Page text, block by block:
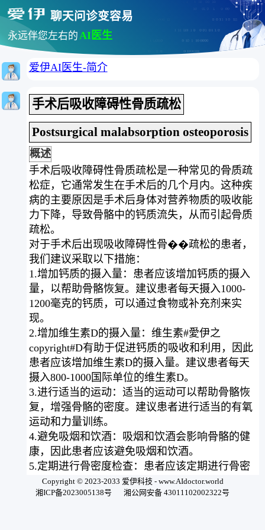
聊天问诊变容易
永远伴您左右的AI医生
爱伊AI医生-简介
手术后吸收障碍性骨质疏松
Postsurgical malabsorption osteoporosis
概述
手术后吸收障碍性骨质疏松是一种常见的骨质疏
松症，它通常发生在手术后的几个月内。这种疾
病的主要原因是手术后身体对营养物质的吸收能
力下降，导致骨骼中的钙质流失，从而引起骨质
疏松。
对于手术后出现吸收障碍性骨��疏松的患者，
我们建议采取以下措施：
1.增加钙质的摄入量：患者应该增加钙质的摄入
量，以帮助骨骼恢复。建议患者每天摄入1000-
1200毫克的钙质，可以通过食物或补充剂来实
现。
2.增加维生素D的摄入量：维生素#愛伊之
copyright#D有助于促进钙质的吸收和利用，因此
患者应该增加维生素D的摄入量。建议患者每天
摄入800-1000国际单位的维生素D。
3.进行适当的运动：适当的运动可以帮助骨骼恢
复，增强骨骼的密度。建议患者进行适当的有氧
运动和力量训练。
4.避免吸烟和饮酒：吸烟和饮酒会影响骨骼的健
康，因此患者应该避免吸烟和饮酒。
5.定期进行骨密度检查：患者应该定期进行骨密
度检查，以监测骨骼的健康状况。
总之，手术后吸收障碍性骨质疏松是一种常见的
Copyright © 2023-2033 爱伊科技 - www.AIdoctor.world
湘ICP备2023005138号
湘公网安备 43011102002322号